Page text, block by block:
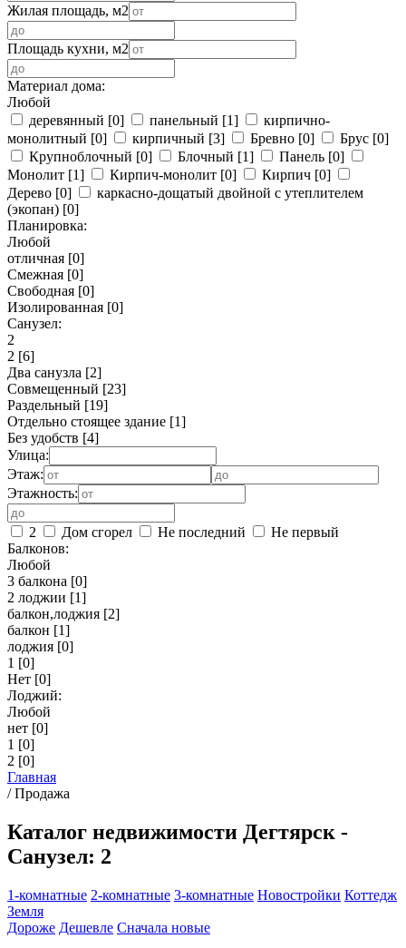
Жилая площадь, м2
Площадь кухни, м2
Материал дома:
Любой
деревянный [0] панельный [1]
кирпично-
монолитный [0] кирпичный [3] Бревно [0] Брус [0]
Крупноблочный [0] Блочный [1] Панель [0]
Монолит [1] Кирпич-монолит [0] Кирпич [0]
Дерево [0]
каркасно-дощатый двойной с утеплителем
(экопан) [0]
Планировка:
Любой
отличная [0]
Смежная [0]
Свободная [0]
Изолированная [0]
Санузел:
2
2 [6]
Два санузла [2]
Совмещенный [23]
Раздельный [19]
Отдельно стоящее здание [1]
Без удобств [4]
Улица:
Этаж:
Этажность:
2 Дом сгорел Не последний
Не первый
Балконов:
Любой
3 балкона [0]
2 лоджии [1]
балкон,лоджия [2]
балкон [1]
лоджия [0]
1 [0]
Нет [0]
Лоджий:
Любой
нет [0]
1 [0]
2 [0]
Главная
/Продажа
Каталог недвижимости Дегтярск -
Санузел: 2
1-комнатные 2-комнатные 3-комнатные Новостройки Коттедж
Земля
Дороже Дешевле Сначала новые